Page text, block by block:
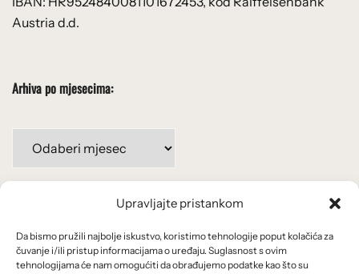
Upravljajte pristankom
Da bismo pružili najbolje iskustvo, koristimo tehnologije poput kolačića za
čuvanje i/ili pristup informacijama o uređaju. Suglasnost s ovim
tehnologijama će nam omogućiti da obrađujemo podatke kao što su
Austria d.d.
Arhiva po mjesecima:
mjesecima:
Uvjeti korištenja